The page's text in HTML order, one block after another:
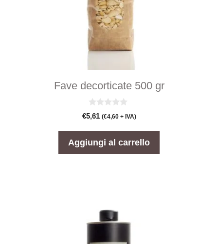
Fave decorticate 500 gr
0
s
€5,61 (€4,60+ IVA)
Aggiungi al carrello